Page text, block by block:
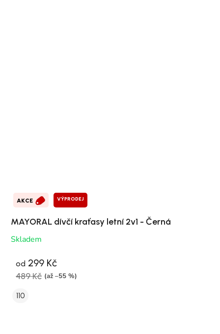
AKCE VÝPRODEJ
MAYORAL dívčí kraťasy letní 2v1 - Černá
Skladem
od 299 Kč
489 Kč (až –55 %)
110